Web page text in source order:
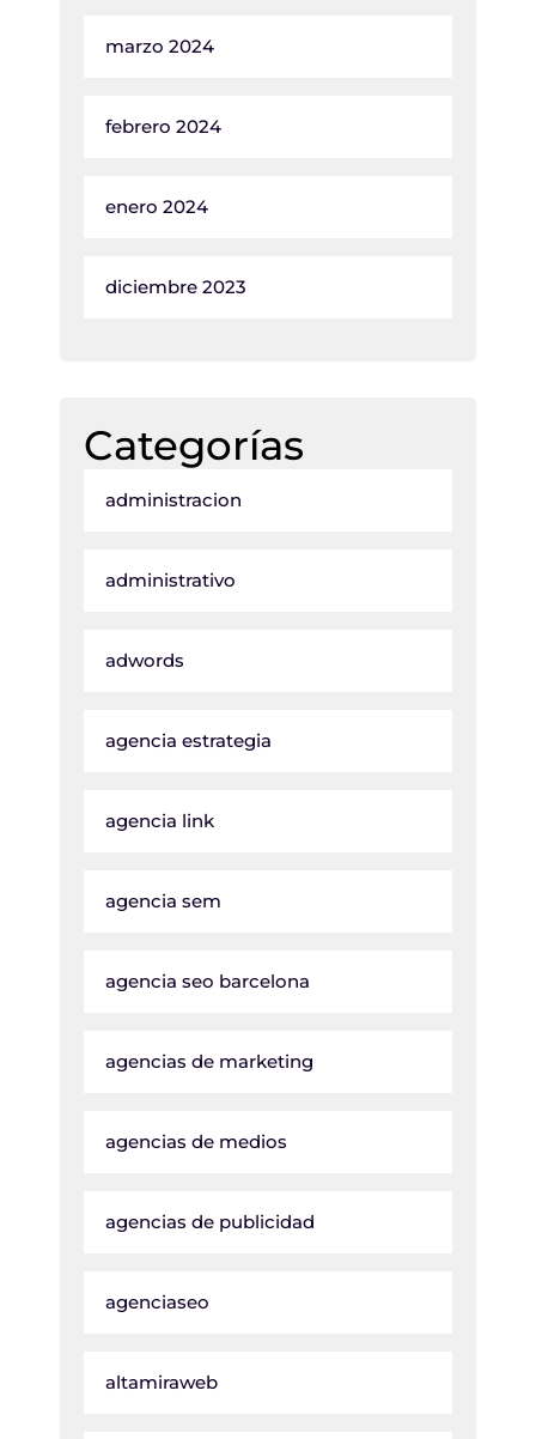
marzo 2024
febrero 2024
enero 2024
diciembre 2023
Categorías
administracion
administrativo
adwords
agencia estrategia
agencia link
agencia sem
agencia seo barcelona
agencias de marketing
agencias de medios
agencias de publicidad
agenciaseo
altamiraweb